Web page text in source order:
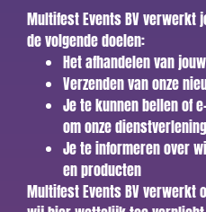
Multifest Events BV verwerkt
de volgende doelen:
Het afhandelen van
Verzenden van onze
Je te kunnen bellen of
om onze
Je te informeren over
en producten
Multifest Events BV verwerkt